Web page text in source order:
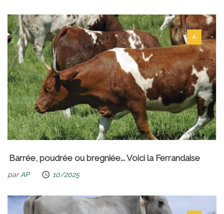
A
Barrée, poudrée ou bregniée... Voici la Ferrandaise
parAP 10/2025